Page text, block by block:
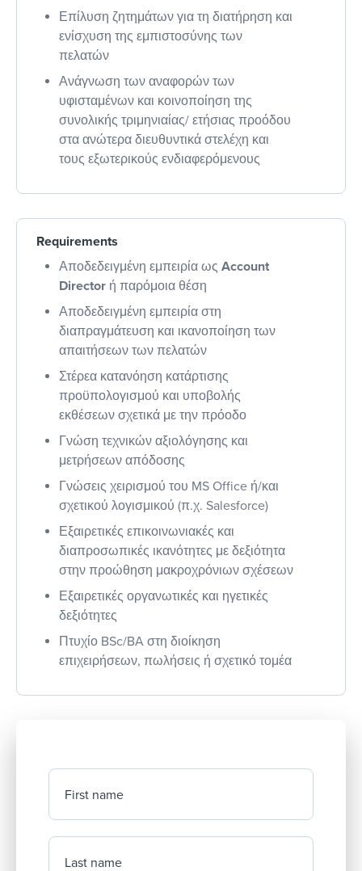
Επίλυση ζητημάτων για τη διατήρηση και
ενίσχυση της εμπιστοσύνης των
πελατών
Ανάγνωση των αναφορών των
υφισταμένων και κοινοποίηση της
συνολικής τριμηνιαίας/ ετήσιας προόδου
στα ανώτερα διευθυντικά στελέχη και
τους εξωτερικούς ενδιαφερόμενους
Requirements
Αποδεδειγμένη εμπειρία ως Account
Director ή παρόμοια θέση
Αποδεδειγμένη εμπειρία στη
διαπραγμάτευση και ικανοποίηση των
απαιτήσεων των πελατών
Στέρεα κατανόηση κατάρτισης
προϋπολογισμού και υποβολής
εκθέσεων σχετικά με την πρόοδο
Γνώση τεχνικών αξιολόγησης και
μετρήσεων απόδοσης
Γνώσεις χειρισμού του MS Office ή/και
σχετικού λογισμικού (π.χ. Salesforce)
Εξαιρετικές επικοινωνιακές και
διαπροσωπικές ικανότητες με δεξιότητα
στην προώθηση μακροχρόνιων σχέσεων
Εξαιρετικές οργανωτικές και ηγετικές
δεξιότητες
Πτυχίο BSc/BA στη διοίκηση
επιχειρήσεων, πωλήσεις ή σχετικό τομέα
First name
Last name